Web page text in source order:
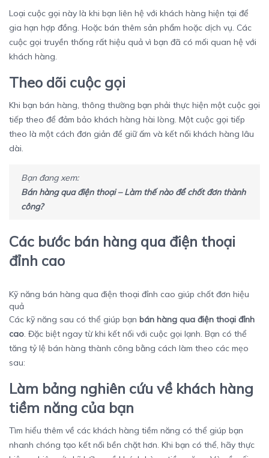
Loại cuộc gọi này là khi bạn liên hệ với khách hàng hiện tại để
gia hạn hợp đồng. Hoặc bán thêm sản phẩm hoặc dịch vụ. Các
cuộc gọi truyền thống rất hiệu quả vì bạn đã có mối quan hệ với
khách hàng.
Theo dõi cuộc gọi
Khi bạn bán hàng, thông thường bạn phải thực hiện một cuộc gọi
tiếp theo để đảm bảo khách hàng hài lòng. Một cuộc gọi tiếp
theo là một cách đơn giản để giữ ấm và kết nối khách hàng lâu
dài.
Bạn đang xem:
Bán hàng qua điện thoại – Làm thế nào để chốt đơn thành
công?
Các bước bán hàng qua điện thoại
đỉnh cao
Kỹ năng bán hàng qua điện thoại đỉnh cao giúp chốt đơn hiệu
quả
Các kỹ năng sau có thể giúp bạn bán hàng qua điện thoại đỉnh
cao. Đặc biệt ngay từ khi kết nối với cuộc gọi lạnh. Bạn có thể
tăng tỷ lệ bán hàng thành công bằng cách làm theo các mẹo
sau:
Làm bảng nghiên cứu về khách hàng
tiềm năng của bạn
Tìm hiểu thêm về các khách hàng tiềm năng có thể giúp bạn
nhanh chóng tạo kết nối bền chặt hơn. Khi bạn có thể, hãy thực